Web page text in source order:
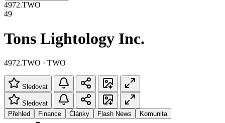
4972.TWO
49
Tons Lightology Inc.
4972.TWO · TWO
Sledovat
Sledovat
Přehled
Finance Články Flash News Komunita